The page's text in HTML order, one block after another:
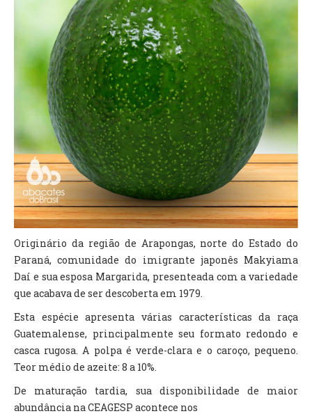
Originário da região de Arapongas, norte do Estado do
Paraná, comunidade do imigrante japonês Makyiama
Daí e sua esposa Margarida, presenteada com a variedade
que acabava de ser descoberta em 1979.
Esta espécie apresenta várias características da raça
Guatemalense, principalmente seu formato redondo e
casca rugosa. A polpa é verde-clara e o caroço, pequeno.
Teor médio de azeite: 8 a 10%.
De maturação tardia, sua disponibilidade de maior
abundância na CEAGESP acontece nos